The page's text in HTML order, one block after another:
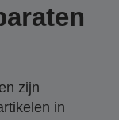
zijn
in